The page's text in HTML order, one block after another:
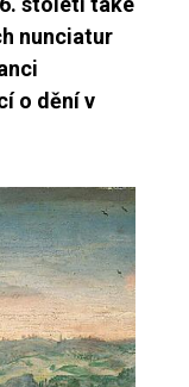
nunciatur
o dění v